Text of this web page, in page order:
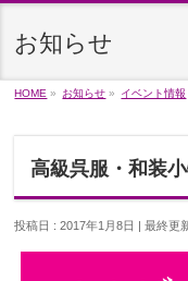
お知らせ
HOME » お知らせ » イベント情報
高級呉服・和装
投稿日 : 2017年1月8日 最終更